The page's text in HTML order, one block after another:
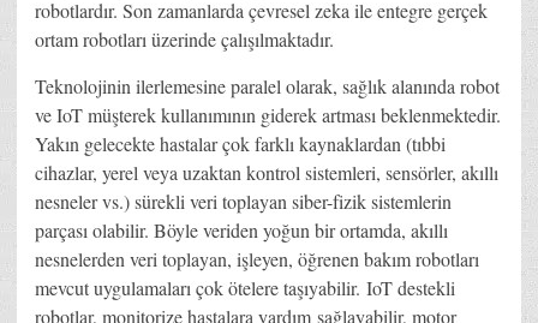
robotlardır. Son zamanlarda çevresel zeka ile entegre gerçek
ortam robotları üzerinde çalışılmaktadır.
Teknolojinin ilerlemesine paralel olarak, sağlık alanında robot
ve IoT müşterek kullanımının giderek artması beklenmektedir.
Yakın gelecekte hastalar çok farklı kaynaklardan (tıbbi
cihazlar, yerel veya uzaktan kontrol sistemleri, sensörler, akıllı
nesneler vs.) sürekli veri toplayan siber-fizik sistemlerin
parçası olabilir. Böyle veriden yoğun bir ortamda, akıllı
nesnelerden veri toplayan, işleyen, öğrenen bakım robotları
mevcut uygulamaları çok ötelere taşıyabilir. IoT destekli
robotlar, monitorize hastalara yardım sağlayabilir, motor